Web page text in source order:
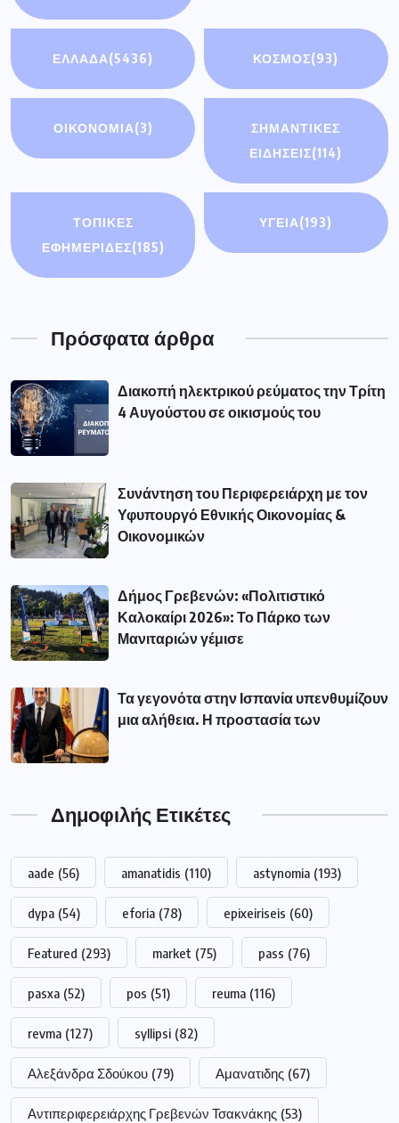
ΕΛΛΑΔΑ(5436) ΚΟΣΜΟΣ(93)
ΟΙΚΟΝΟΜΊΑ(3)
ΣΗΜΑΝΤΙΚΈΣ
ΕΙΔΉΣΕΙΣ(114)
ΤΟΠΙΚΕΣ
ΕΦΗΜΕΡΙΔΕΣ(185)
ΥΓΕΙΑ(193)
Πρόσφατα άρθρα
Διακοπή ηλεκτρικού ρεύματος την Τρίτη
4 Αυγούστου σε οικισμούς του
Συνάντηση του Περιφερειάρχη με τον
Υφυπουργό Εθνικής Οικονομίας &
Οικονομικών
Δήμος Γρεβενών: «Πολιτιστικό
Καλοκαίρι 2026»: Το Πάρκο των
Μανιταριών γέμισε
Τα γεγονότα στην Ισπανία υπενθυμίζουν
μια αλήθεια. Η προστασία των
Δημοφιλής Ετικέτες
aade (56) amanatidis (110) astynomia (193)
dypa (54) eforia (78) epixeiriseis (60)
Featured (293) market (75) pass (76)
pasxa (52) pos (51) reuma (116)
revma (127) syllipsi (82)
Αλεξάνδρα Σδούκου (79) Αμανατιδης (67)
Αντιπεριφερειάρχης Γρεβενών Τσακνάκης (53)